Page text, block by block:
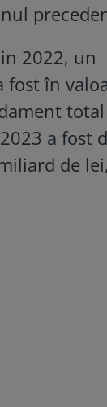
2022, un
fost în
a fost
de